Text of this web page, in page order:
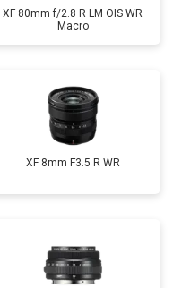
XF 80mm f/2.8 R LM OIS WR
Macro
XF 8mm F3.5 R WR